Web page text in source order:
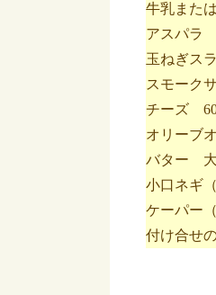
牛乳また
アスパラ
玉ねぎス
スモーク
チーズ
オリーブ
バター
小口ネギ
ケーパー
付け合せ